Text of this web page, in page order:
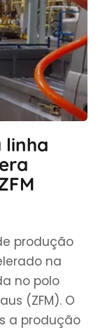
linha
produção
na
no polo
(ZFM). O
a produção